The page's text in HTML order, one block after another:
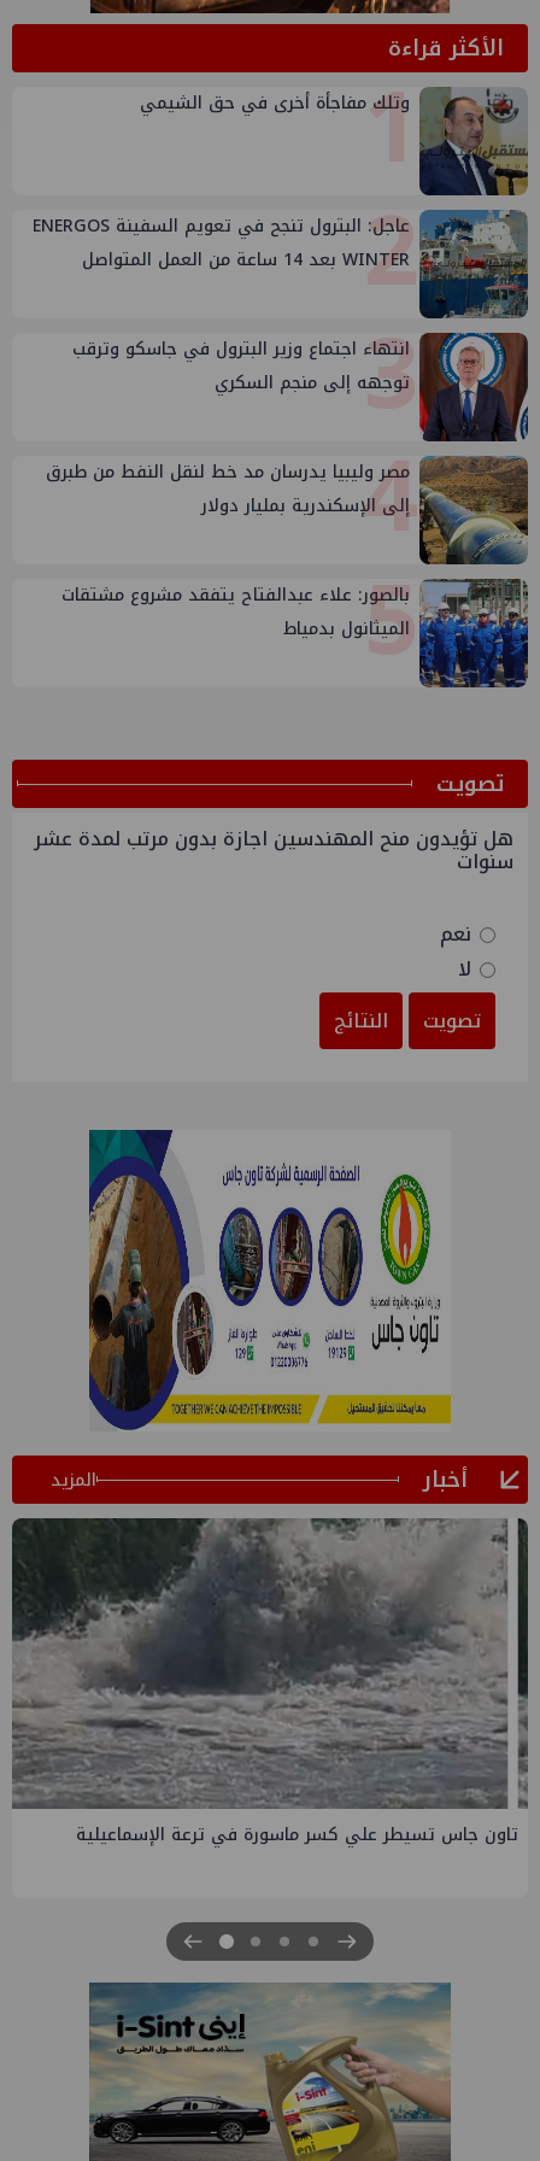
الأكثر قراءة1
وتلك مفاجأة أخرى في حق الشيمي
2
عاجل: البترول تنجح في تعويم السفينة ENERGOS
WINTER بعد 14 ساعة من العمل المتواصل
3
انتهاء اجتماع وزير البترول في جاسكو وترقب
توجهه إلى منجم السكري
4
مصر وليبيا يدرسان مد خط لنقل النفط من طبرق
إلى الإسكندرية بمليار دولار
5
بالصور: علاء عبدالفتاح يتفقد مشروع مشتقات
الميثانول بدمياط
ﺗﺼﻮﻳﺖ
هل تؤيدون منح المهندسين اجازة بدون مرتب لمدة عشر
سنوات
نعم
لا
تصويت
النتائج
أخبار المزيد
صفقة إماراتية جديدة في الساحل الشمالي ب135 مليار جنيه